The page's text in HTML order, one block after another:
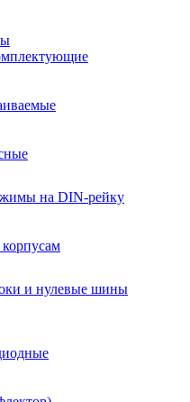
на DIN-рейку
и нулевые шины